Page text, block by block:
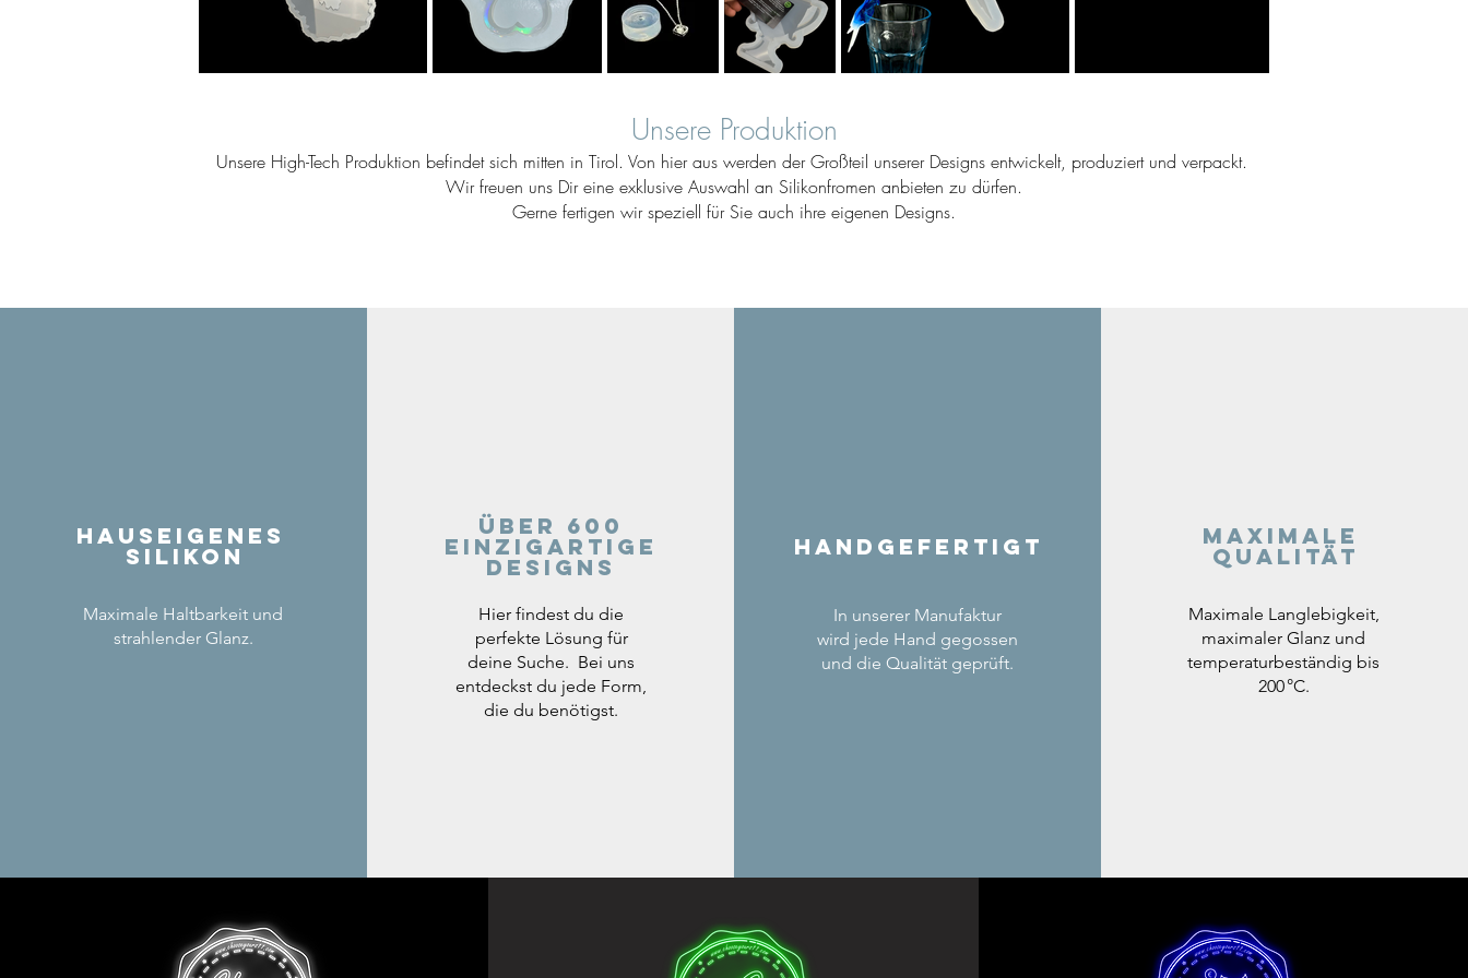
Unsere Produktion
Unsere High-Tech Produktion befindet sich mitten in Tirol. Von hier aus werden der Großteil unserer Designs entwickelt, produziert und verpackt.
Wir freuen uns Dir eine exklusive Auswahl an Silikonfromen anbieten zu dürfen.
Gerne fertigen wir speziell für Sie auch ihre eigenen Designs.
Hauseigenes
Silikon
Maximale Haltbarkeit und
strahlender Glanz.
Über 600
einzigartige
Designs
Hier findest du die
perfekte Lösung für
deine Suche. Bei uns
entdeckst du jede Form,
die du benötigst.
Handgefertigt
In unserer Manufaktur
wird jede Hand gegossen
und die Qualität geprüft.
Maximale
Qualität
Maximale Langlebigkeit,
maximaler Glanz und
temperaturbeständig bis
200 °C.